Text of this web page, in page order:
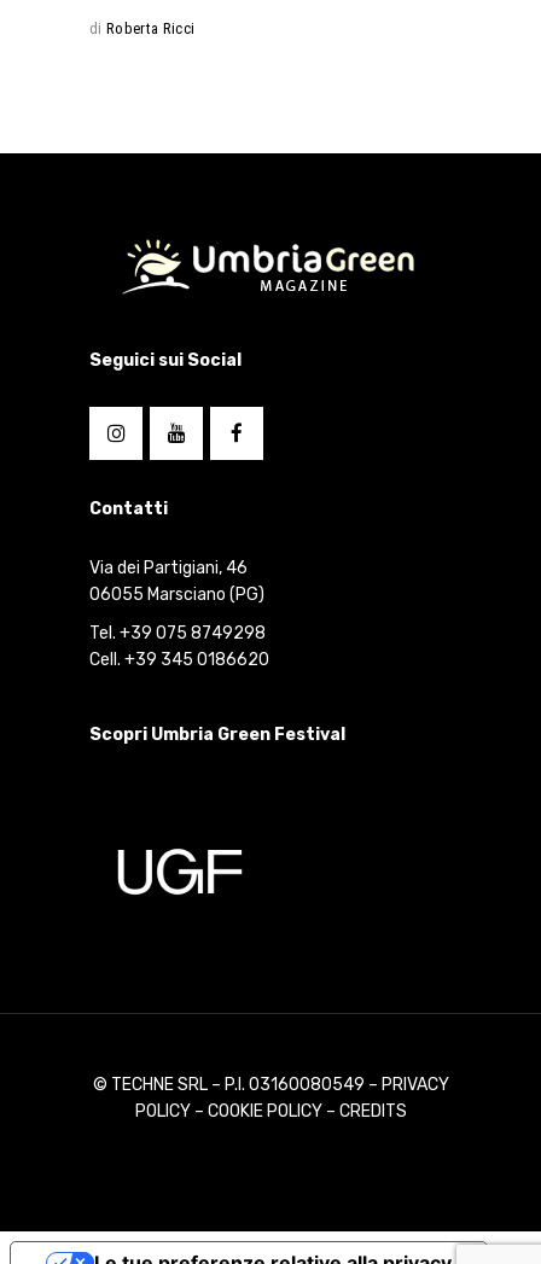
di Roberta Ricci
Seguici sui Social
Contatti
Via dei Partigiani, 46
06055 Marsciano (PG)
Tel. +39 075 8749298
Cell. +39 345 0186620
Scopri Umbria Green Festival
© TECHNE SRL – P.I. 03160080549 – PRIVACY
POLICY – COOKIE POLICY– CREDITS